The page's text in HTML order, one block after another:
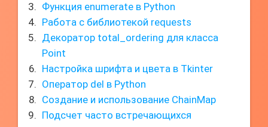
Функция enumerate в Python
Работа с библиотекой requests
Декоратор total_ordering для класса
Point
Настройка шрифта и цвета в Tkinter
Оператор del в Python
Создание и использование ChainMap
Подсчет часто встречающихся